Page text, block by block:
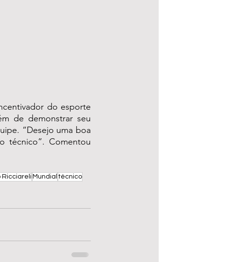
do esporte
de demonstrar seu
“Desejo uma boa
técnico”. Comentou
Ricciareli Mundial técnico